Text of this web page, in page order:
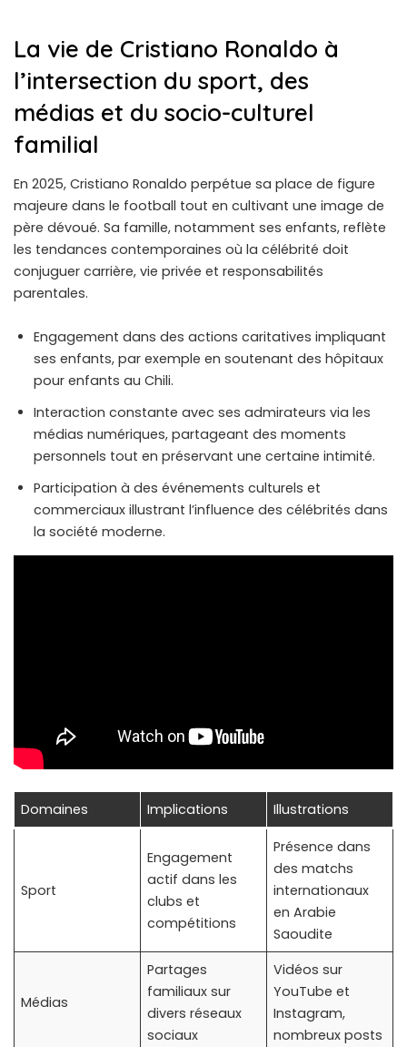
La vie de Cristiano Ronaldo à
l’intersection du sport, des
médias et du socio-culturel
familial
En 2025, Cristiano Ronaldo perpétue sa place de figure
majeure dans le football tout en cultivant une image de
père dévoué. Sa famille, notamment ses enfants, reflète
les tendances contemporaines où la célébrité doit
conjuguer carrière, vie privée et responsabilités
parentales.
Engagement dans des actions caritatives impliquant
ses enfants, par exemple en soutenant des hôpitaux
pour enfants au Chili.
Interaction constante avec ses admirateurs via les
médias numériques, partageant des moments
personnels tout en préservant une certaine intimité.
Participation à des événements culturels et
commerciaux illustrant l’influence des célébrités dans
la société moderne.
Domaines Implications Illustrations
Sport
Engagement
actif dans les
clubs et
compétitions
Présence dans
des matchs
internationaux
en Arabie
Saoudite
Médias
Partages
familiaux sur
divers réseaux
sociaux
Vidéos sur
YouTube et
Instagram,
nombreux posts